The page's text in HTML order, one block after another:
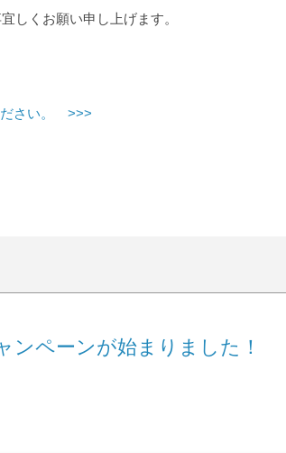
しくお願い申し上げます。
ださい。 >>>
ンペーンが始まりました！